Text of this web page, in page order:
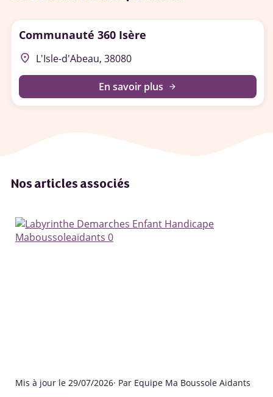
Communauté 360 Isère
place L'Isle-d'Abeau, 38080
En savoir plus arrow_forward
Nos articles associés
Mis à jour le 29/07/2026· Par Equipe Ma Boussole Aidants